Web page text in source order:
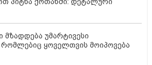
მზადდება უმარტივესი
ყოველთვის მოიპოვება